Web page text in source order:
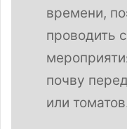
времени,
проводить
почву
или